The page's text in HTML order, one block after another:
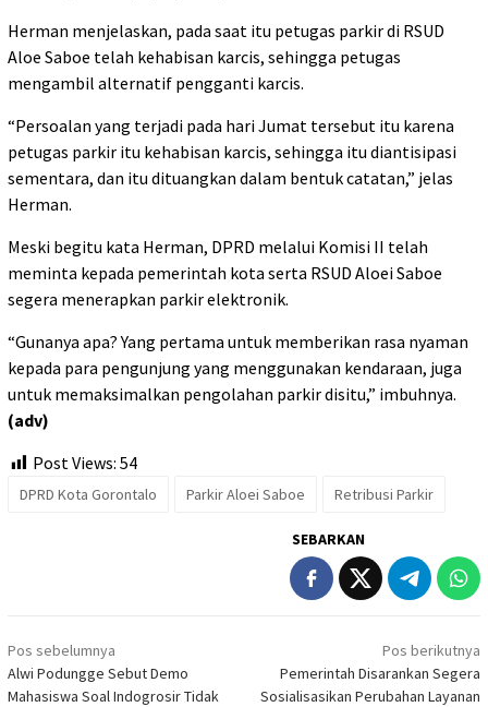
Herman menjelaskan, pada saat itu petugas parkir di RSUD
Aloe Saboe telah kehabisan karcis, sehingga petugas
mengambil alternatif pengganti karcis.
“Persoalan yang terjadi pada hari Jumat tersebut itu karena
petugas parkir itu kehabisan karcis, sehingga itu diantisipasi
sementara, dan itu dituangkan dalam bentuk catatan,” jelas
Herman.
Meski begitu kata Herman, DPRD melalui Komisi II telah
meminta kepada pemerintah kota serta RSUD Aloei Saboe
segera menerapkan parkir elektronik.
“Gunanya apa? Yang pertama untuk memberikan rasa nyaman
kepada para pengunjung yang menggunakan kendaraan, juga
untuk memaksimalkan pengolahan parkir disitu,” imbuhnya.
(adv)
Post Views: 54
DPRD Kota Gorontalo Parkir Aloei Saboe Retribusi Parkir
SEBARKAN
Navigasi
pos
Pos sebelumnya
Alwi Podungge Sebut Demo
Mahasiswa Soal Indogrosir Tidak
Pos berikutnya
Pemerintah Disarankan Segera
Sosialisasikan Perubahan Layanan